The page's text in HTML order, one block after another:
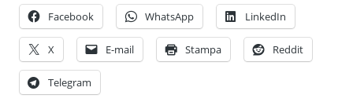
Facebook WhatsApp LinkedIn
X E-mail Stampa Reddit
Telegram